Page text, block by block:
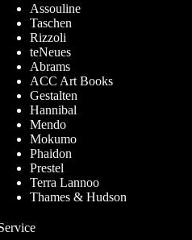
Assouline
Taschen
Rizzoli
teNeues
Abrams
ACC Art Books
Gestalten
Hannibal
Mendo
Mokumo
Phaidon
Prestel
Terra Lannoo
Thames & Hudson